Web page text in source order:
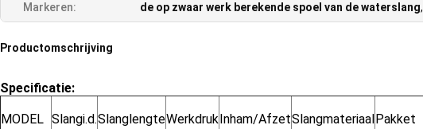
Markeren: de op zwaar werk berekende spoel van de waterslang,
Productomschrijving
Specificatie:
MODEL Slangi.d.SlanglengteWerkdrukInham/AfzetSlangmateriaalPakket